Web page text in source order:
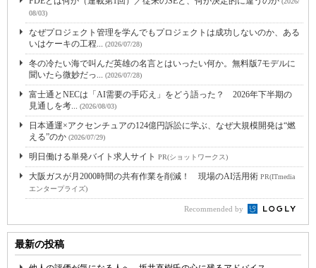
08/03)
なぜプロジェクト管理を学んでもプロジェクトは成功しないのか、ある
いはケーキの工程... (2026/07/28)
冬の冷たい海で叫んだ英雄の名言とはいったい何か。無料版7モデルに
聞いたら微妙だっ... (2026/07/28)
富士通とNECは「AI需要の手応え」をどう語った？ 2026年下半期の
見通しを考... (2026/08/03)
日本通運×アクセンチュアの124億円訴訟に学ぶ、なぜ大規模開発は“燃
える”のか (2026/07/29)
明日働ける単発バイト求人サイト PR(ショットワークス)
大阪ガスが月2000時間の共有作業を削減！ 現場のAI活用術 PR(ITmedia
エンタープライズ)
Recommended by
最新の投稿